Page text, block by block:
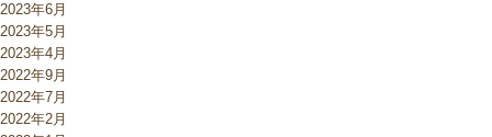
2023年6月
2023年5月
2023年4月
2022年9月
2022年7月
2022年2月